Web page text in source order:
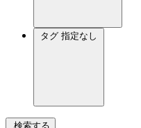
タグ 指定なし
検索する